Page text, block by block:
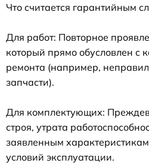
Что считается гарантийным
Для работ: Повторное
который прямо обусловлен с
ремонта (например,
запчасти).
Для комплектующих:
строя, утрата
заявленным
условий эксплуатации.